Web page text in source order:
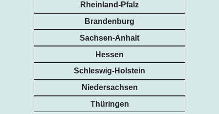
Rheinland-Pfalz
Brandenburg
Sachsen-Anhalt
Hessen
Schleswig-Holstein
Niedersachsen
Thüringen